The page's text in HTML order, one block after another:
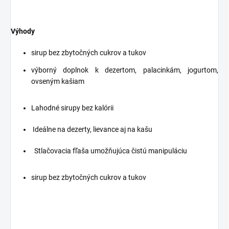
Výhody
sirup bez zbytočných cukrov a tukov
výborný doplnok k dezertom, palacinkám, jogurtom,
ovseným kašiam
Lahodné sirupy bez kalórii
Ideálne na dezerty, lievance aj na kašu
Stlačovacia fľaša umožňujúca čistú manipuláciu
sirup bez zbytočných cukrov a tukov